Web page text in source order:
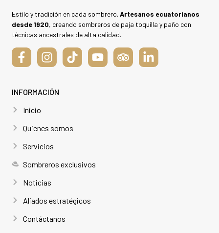
Estilo y tradición en cada sombrero. Artesanos ecuatorianos
desde 1920, creando sombreros de paja toquilla y paño con
técnicas ancestrales de alta calidad.
INFORMACIÓN
Inicio
Quienes somos
Servicios
Sombreros exclusivos
Noticias
Aliados estratégicos
Contáctanos